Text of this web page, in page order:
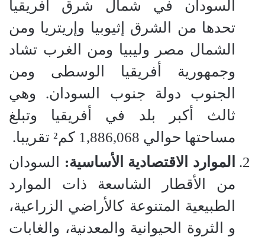
السودان في شمال شرق أفريقيا
تحدها من الشرق إثيوبيا وإريتريا ومن
الشمال مصر وليبيا ومن الغرب تشاد
وجمهورية أفريقيا الوسطى ومن
الجنوب دولة جنوب السودان. وهي
ثالث أكبر بلد في أفريقيا وتبلغ
مساحتها حوالي 1,886,068 كم² تقريبا.
الموارد الاقتصادية الأساسية: السودان
من الأقطار الشاسعة ذات الموارد
الطبيعية المتنوعة كالأراضي الزراعية،
و الثروة الحيوانية والمعدنية، والغابات